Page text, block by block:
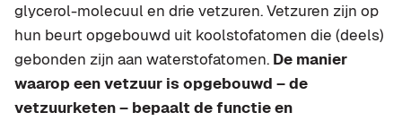
glycerol-molecuul en drie vetzuren. Vetzuren zijn op
hun beurt opgebouwd uit koolstofatomen die (deels)
gebonden zijn aan waterstofatomen. De manier
waarop een vetzuur is opgebouwd – de
vetzuurketen – bepaalt de functie en